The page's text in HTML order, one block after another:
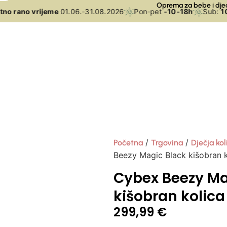
rano vrijeme01.06.-31.08.2026 Pon-pet-10-18h Sub:10-
Oprema za bebe i
Početna / Trgovina / Dječja
Beezy Magic Black kišobran
Cybex Beezy
kišobran kolica
299,99 €